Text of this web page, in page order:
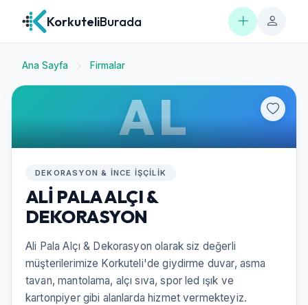
KorkuteliBurada
Ana Sayfa Firmalar
AL
DEKORASYON & İNCE İŞÇILIK
ALİ PALA ALÇI &
DEKORASYON
Ali Pala Alçı & Dekorasyon olarak siz değerli
müşterilerimize Korkuteli'de giydirme duvar, asma
tavan, mantolama, alçı sıva, spor led ışık ve
kartonpiyer gibi alanlarda hizmet vermekteyiz.